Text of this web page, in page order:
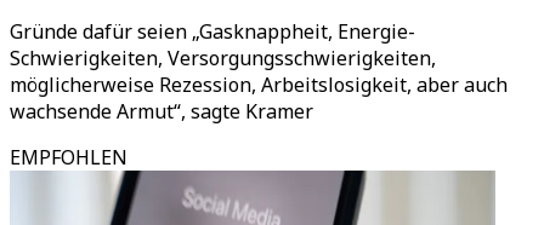
Gründe dafür seien „Gasknappheit, Energie-
Schwierigkeiten, Versorgungsschwierigkeiten,
möglicherweise Rezession, Arbeitslosigkeit, aber auch
wachsende Armut“, sagte Kramer
EMPFOHLEN